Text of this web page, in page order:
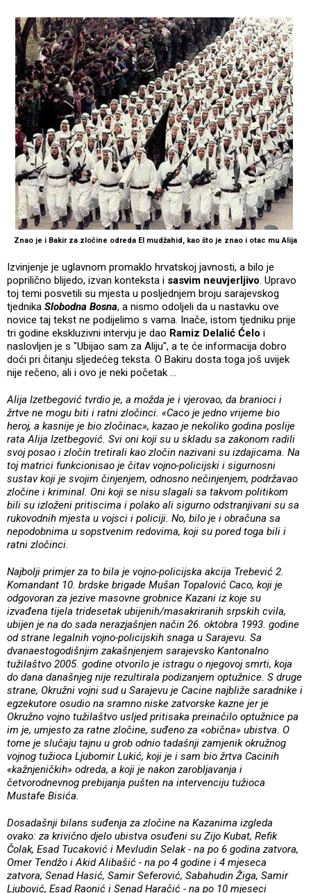
Znao je i Bakir za zločine odreda El mudžahid, kao što je znao i otac mu Alija
Izvinjenje je uglavnom promaklo hrvatskoj javnosti, a bilo je
poprilično blijedo, izvan konteksta i sasvim neuvjerljivo. Upravo
toj temi posvetili su mjesta u posljednjem broju sarajevskog
tjednika Slobodna Bosna, a nismo odoljeli da u nastavku ove
novice taj tekst ne podijelimo s vama. Inače, istom tjedniku prije
tri godine ekskluzivni intervju je dao Ramiz Delalić Ćelo i
naslovljen je s "Ubijao sam za Aliju", a te će informacija dobro
doći pri čitanju sljedećeg teksta. O Bakiru dosta toga još uvijek
nije rečeno, ali i ovo je neki početak …
Alija Izetbegović tvrdio je, a možda je i vjerovao, da branioci i
žrtve ne mogu biti i ratni zločinci. «Caco je jedno vrijeme bio
heroj, a kasnije je bio zločinac», kazao je nekoliko godina poslije
rata Alija Izetbegović. Svi oni koji su u skladu sa zakonom radili
svoj posao i zločin tretirali kao zločin nazivani su izdajicama. Na
toj matrici funkcionisao je čitav vojno-policijski i sigurnosni
sustav koji je svojim činjenjem, odnosno nečinjenjem, podržavao
zločine i kriminal. Oni koji se nisu slagali sa takvom politikom
bili su izloženi pritiscima i polako ali sigurno odstranjivani su sa
rukovodnih mjesta u vojsci i policiji. No, bilo je i obračuna sa
nepodobnima u sopstvenim redovima, koji su pored toga bili i
ratni zločinci.
Najbolji primjer za to bila je vojno-policijska akcija Trebević 2.
Komandant 10. brdske brigade Mušan Topalović Caco, koji je
odgovoran za jezive masovne grobnice Kazani iz koje su
izvađena tijela tridesetak ubijenih/masakriranih srpskih cvila,
ubijen je na do sada nerazjašnjen način 26. oktobra 1993. godine
od strane legalnih vojno-policijskih snaga u Sarajevu. Sa
dvanaestogodišnjim zakašnjenjem sarajevsko Kantonalno
tužilaštvo 2005. godine otvorilo je istragu o njegovoj smrti, koja
do dana današnjeg nije rezultirala podizanjem optužnice. S druge
strane, Okružni vojni sud u Sarajevu je Cacine najbliže saradnike i
egzekutore osudio na sramno niske zatvorske kazne jer je
Okružno vojno tužilaštvo usljed pritisaka preinačilo optužnice pa
im je, umjesto za ratne zločine, suđeno za «obična» ubistva. O
tome je slučaju tajnu u grob odnio tadašnji zamjenik okružnog
vojnog tužioca Ljubomir Lukić, koji je i sam bio žrtva Cacinih
«kažnjeničkih» odreda, a koji je nakon zarobljavanja i
četvorodnevnog prebijanja pušten na intervenciju tužioca
Mustafe Bisića.
Dosadašnji bilans suđenja za zločine na Kazanima izgleda
ovako: za krivično djelo ubistva osuđeni su Zijo Kubat, Refik
Čolak, Esad Tucaković i Mevludin Selak - na po 6 godina zatvora,
Omer Tendžo i Akid Alibašić - na po 4 godine i 4 mjeseca
zatvora, Senad Hasić, Samir Seferović, Sabahudin Žiga, Samir
Ljubović, Esad Raonić i Senad Haračić - na po 10 mjeseci